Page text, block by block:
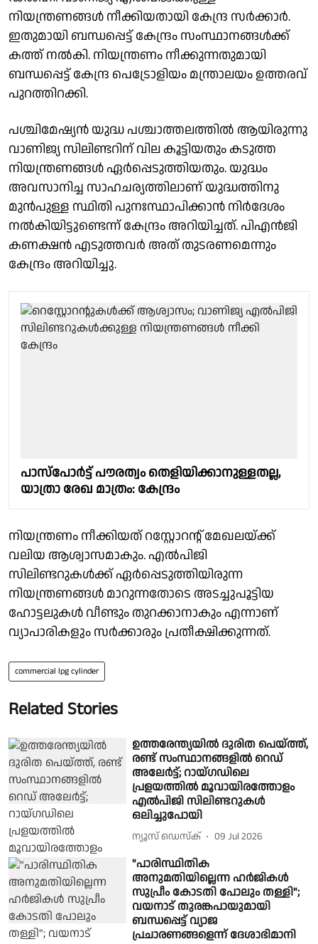
നിയന്ത്രണങ്ങൾ നീക്കിയതായി കേന്ദ്ര സർക്കാർ.
ഇതുമായി ബന്ധപ്പെട്ട് കേന്ദ്രം സംസ്ഥാനങ്ങൾക്ക്
കത്ത് നൽകി. നിയന്ത്രണം നീക്കുന്നതുമായി
ബന്ധപ്പെട്ട് കേന്ദ്ര പെട്രോളിയം മന്ത്രാലയം ഉത്തരവ്
പുറത്തിറക്കി.
പശ്ചിമേഷ്യൻ യുദ്ധ പശ്ചാത്തലത്തിൽ ആയിരുന്നു
വാണിജ്യ സിലിണ്ടറിന് വില കൂട്ടിയതും കടുത്ത
നിയന്ത്രണങ്ങൾ ഏർപ്പെടുത്തിയതും. യുദ്ധം
അവസാനിച്ച സാഹചര്യത്തിലാണ് യുദ്ധത്തിനു
മുൻപുള്ള സ്ഥിതി പുനഃസ്ഥാപിക്കാൻ നിർദേശം
നൽകിയിട്ടുണ്ടെന്ന് കേന്ദ്രം അറിയിച്ചത്. പിഎൻജി
കണക്ഷൻ എടുത്തവർ അത് തുടരണമെന്നും
കേന്ദ്രം അറിയിച്ചു.
പാസ്പോർട്ട് പൗരത്വം തെളിയിക്കാനുള്ളതല്ല,
യാത്രാ രേഖ മാത്രം: കേന്ദ്രം
നിയന്ത്രണം നീക്കിയത് റസ്റ്റോറന്റ് മേഖലയ്ക്ക്
വലിയ ആശ്വാസമാകും. എല്‍പിജി
സിലിണ്ടറുകള്‍ക്ക് ഏര്‍പ്പെടുത്തിയിരുന്ന
നിയന്ത്രണങ്ങള്‍ മാറുന്നതോടെ അടച്ചുപൂട്ടിയ
ഹോട്ടലുകള്‍ വീണ്ടും തുറക്കാനാകും എന്നാണ്
വ്യാപാരികളും സര്‍ക്കാരും പ്രതീക്ഷിക്കുന്നത്.
commercial lpg cylinder
Related Stories
ഉത്തരേന്ത്യയിൽ ദുരിത പെയ്ത്ത്,
രണ്ട് സംസ്ഥാനങ്ങളിൽ റെഡ്
അലേർട്ട്; റായ്ഗഡിലെ
പ്രളയത്തിൽ മൂവായിരത്തോളം
എൽപിജി സിലിണ്ടറുകൾ
ഒലിച്ചുപോയി
ന്യൂസ് ഡെസ്ക് 09 Jul 2026
"പാരിസ്ഥിതിക
അനുമതിയില്ലെന്ന ഹർജികൾ
സുപ്രീം കോടതി പോലും തള്ളി";
വയനാട് തുരങ്കപായുമായി
ബന്ധപ്പെട്ട് വ്യാജ
പ്രചാരണങ്ങളെന്ന് ദേശാഭിമാനി